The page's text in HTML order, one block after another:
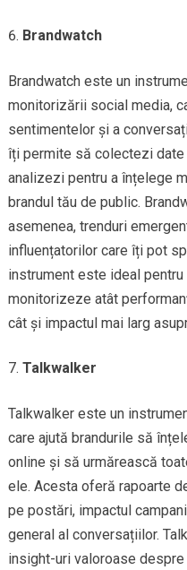
Brandwatch
Brandwatch este un
monitorizării social media,
sentimentelor și a
îți permite să colectezi
analizezi pentru a înțelege
brandul tău de public.
asemenea, trenduri
influențatorilor care îți pot
instrument este ideal
monitorizeze atât
cât și impactul mai larg
Talkwalker
Talkwalker este un
care ajută brandurile să
online și să urmărească
ele. Acesta oferă rapoarte
pe postări, impactul
general al conversațiilor.
insight-uri valoroase